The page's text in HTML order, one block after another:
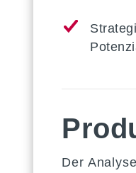
Der